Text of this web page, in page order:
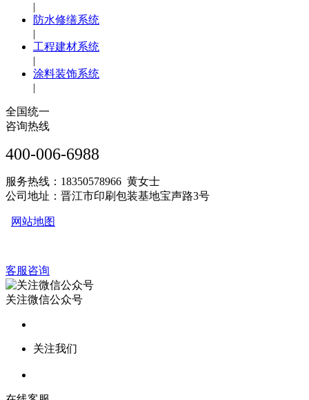
|
防水修缮系统
|
工程建材系统
|
涂料装饰系统
|
全国统一
咨询热线
400-006-6988
服务热线：18350578966 黄女士
公司地址：晋江市印刷包装基地宝声路3号
网站地图
客服咨询
关注微信公众号
关注我们